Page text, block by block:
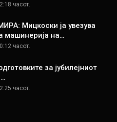
часот.
Мицкоски ја увезува
машинерија на…
часот.
за јубилејниот
часот.